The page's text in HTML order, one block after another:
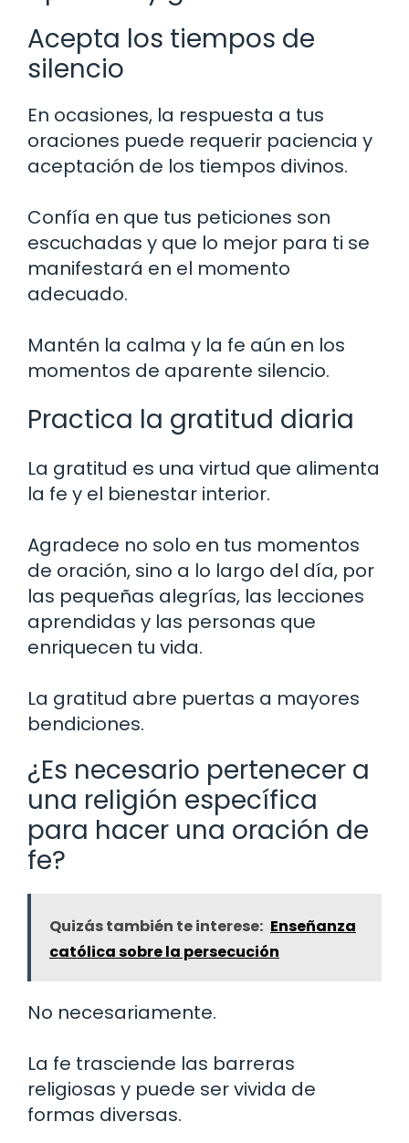
Acepta los tiempos de
silencio
En ocasiones, la respuesta a tus
oraciones puede requerir paciencia y
aceptación de los tiempos divinos.
Confía en que tus peticiones son
escuchadas y que lo mejor para ti se
manifestará en el momento
adecuado.
Mantén la calma y la fe aún en los
momentos de aparente silencio.
Practica la gratitud diaria
La gratitud es una virtud que alimenta
la fe y el bienestar interior.
Agradece no solo en tus momentos
de oración, sino a lo largo del día, por
las pequeñas alegrías, las lecciones
aprendidas y las personas que
enriquecen tu vida.
La gratitud abre puertas a mayores
bendiciones.
¿Es necesario pertenecer a
una religión específica
para hacer una oración de
fe?
Quizás también te interese: Enseñanza
católica sobre la persecución
No necesariamente.
La fe trasciende las barreras
religiosas y puede ser vivida de
formas diversas.